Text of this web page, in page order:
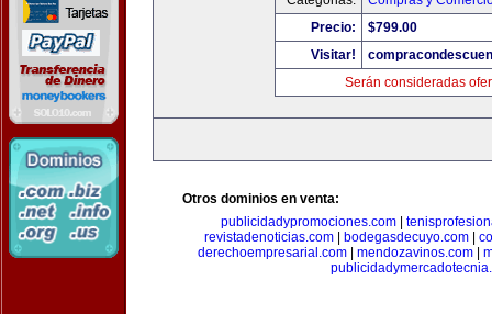
Precio:
$799.00
Visitar!
Serán consideradas
Otros dominios en venta:
publicidadypromociones.com
revistadenoticias.com
bodegasdecuyo.com
derechoempresarial.com
mendozavinos.com